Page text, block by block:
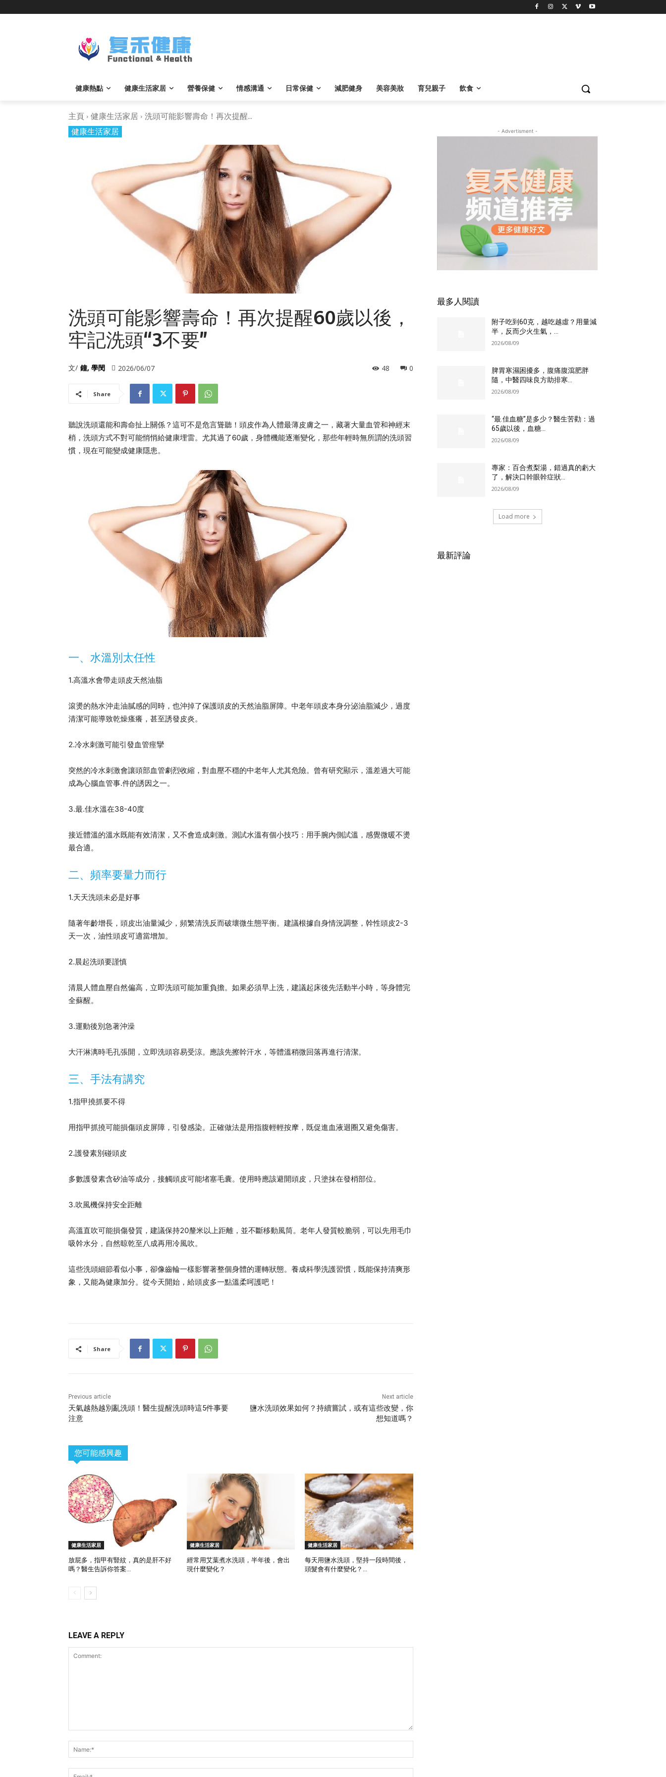
健康熱點 健康生活家居 營養保健 情感溝通 日常保健 減肥健身 美容美妝 育兒親子 飲食
主頁 健康生活家居
洗頭可能影響壽命！再次提醒...
健康生活家居
洗頭可能影響壽命！再次提醒60歲以後，
牢記洗頭“3不要”
文/ 鐘, 學閔 2026/06/07 0
48
Share
聽說洗頭還能和壽命扯上關係？這可不是危言聳聽！頭皮作為人體最薄皮膚之一，藏著大量血管和神經末
梢，洗頭方式不對可能悄悄給健康埋雷。尤其過了60歲，身體機能逐漸變化，那些年輕時無所謂的洗頭習
慣，現在可能變成健康隱患。
一、水溫別太任性
1.高溫水會帶走頭皮天然油脂
滾燙的熱水沖走油膩感的同時，也沖掉了保護頭皮的天然油脂屏障。中老年頭皮本身分泌油脂減少，過度
清潔可能導致乾燥瘙癢，甚至誘發皮炎。
2.冷水刺激可能引發血管痙攣
突然的冷水刺激會讓頭部血管劇烈收縮，對血壓不穩的中老年人尤其危險。曾有研究顯示，溫差過大可能
成為心腦血管事.件的誘因之一。
3.最.佳水溫在38-40度
接近體溫的溫水既能有效清潔，又不會造成刺激。測試水溫有個小技巧：用手腕內側試溫，感覺微暖不燙
最合適。
二、頻率要量力而行
1.天天洗頭未必是好事
隨著年齡增長，頭皮出油量減少，頻繁清洗反而破壞微生態平衡。建議根據自身情況調整，幹性頭皮2-3
天一次，油性頭皮可適當增加。
2.晨起洗頭要謹慎
清晨人體血壓自然偏高，立即洗頭可能加重負擔。如果必須早上洗，建議起床後先活動半小時，等身體完
全蘇醒。
3.運動後別急著沖澡
大汗淋漓時毛孔張開，立即洗頭容易受涼。應該先擦幹汗水，等體溫稍微回落再進行清潔。
三、手法有講究
1.指甲撓抓要不得
用指甲抓撓可能損傷頭皮屏障，引發感染。正確做法是用指腹輕輕按摩，既促進血液迴圈又避免傷害。
2.護發素別碰頭皮
多數護發素含矽油等成分，接觸頭皮可能堵塞毛囊。使用時應該避開頭皮，只塗抹在發梢部位。
3.吹風機保持安全距離
高溫直吹可能損傷發質，建議保持20釐米以上距離，並不斷移動風筒。老年人發質較脆弱，可以先用毛巾
吸幹水分，自然晾乾至八成再用冷風吹。
這些洗頭細節看似小事，卻像齒輪一樣影響著整個身體的運轉狀態。養成科學洗護習慣，既能保持清爽形
象，又能為健康加分。從今天開始，給頭皮多一點溫柔呵護吧！
Share
Previous article
天氣越熱越別亂洗頭！醫生提醒洗頭時這5件事要
注意
Next article
鹽水洗頭效果如何？持續嘗試，或有這些改變，你
想知道嗎？
您可能感興趣
健康生活家居
放屁多，指甲有豎紋，真的是肝不好
嗎？醫生告訴你答案...
健康生活家居
經常用艾葉煮水洗頭，半年後，會出
現什麼變化？
健康生活家居
每天用鹽水洗頭，堅持一段時間後，
頭髮會有什麼變化？...
LEAVE A REPLY
- Advertisment -
最多人閱讀
附子吃到60克，越吃越虛？用量減
半，反而少火生氣，...
2026/08/09
脾胃寒濕困擾多，腹痛腹瀉肥胖
隨，中醫四味良方助排寒...
2026/08/09
“最.佳血糖”是多少？醫生苦勸：過
65歲以後，血糖...
2026/08/09
專家：百合煮梨湯，錯過真的虧大
了，解決口幹眼幹症狀...
2026/08/09
Load more
最新評論